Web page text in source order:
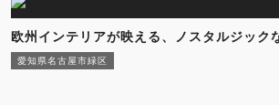
欧州インテリアが映える、ノスタルジック
愛知県名古屋市緑区